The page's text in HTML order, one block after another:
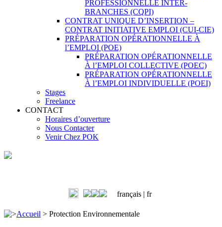
PROFESSIONNELLE INTER-
BRANCHES (CQPI)
CONTRAT UNIQUE D’INSERTION –
CONTRAT INITIATIVE EMPLOI (CUI-CIE)
PRÉPARATION OPÉRATIONNELLE À
l’EMPLOI (POE)
PRÉPARATION OPÉRATIONNELLE
À l’EMPLOI COLLECTIVE (POEC)
PRÉPARATION OPÉRATIONNELLE
À l’EMPLOI INDIVIDUELLE (POEI)
Stages
Freelance
CONTACT
Horaires d’ouverture
Nous Contacter
Venir Chez POK
français | fr
>Accueil > Protection Environnementale